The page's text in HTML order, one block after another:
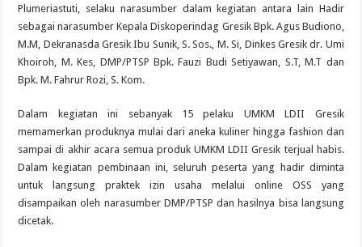
Plumeriastuti, selaku narasumber dalam kegiatan antara lain Hadir
sebagai narasumber Kepala Diskoperindag Gresik Bpk. Agus Budiono,
M.M, Dekranasda Gresik Ibu Sunik, S. Sos., M. Si, Dinkes Gresik dr. Umi
Khoiroh, M. Kes, DMP/PTSP Bpk. Fauzi Budi Setiyawan, S.T, M.T dan
Bpk. M. Fahrur Rozi, S. Kom.
Dalam kegiatan ini sebanyak 15 pelaku UMKM LDII Gresik
memamerkan produknya mulai dari aneka kuliner hingga fashion dan
sampai di akhir acara semua produk UMKM LDII Gresik terjual habis.
Dalam kegiatan pembinaan ini, seluruh peserta yang hadir diminta
untuk langsung praktek izin usaha melalui online OSS yang
disampaikan oleh narasumber DMP/PTSP dan hasilnya bisa langsung
dicetak.